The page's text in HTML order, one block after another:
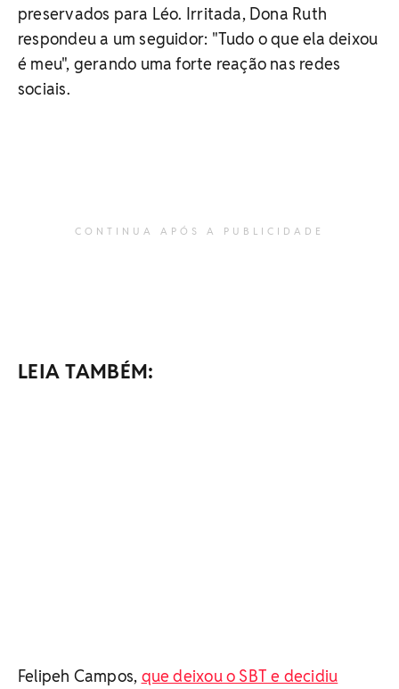
preservados para Léo. Irritada, Dona Ruth
respondeu a um seguidor: "Tudo o que ela deixou
é meu", gerando uma forte reação nas redes
sociais.
CONTINUA APÓS A PUBLICIDADE
LEIA TAMBÉM:
Felipeh Campos, que deixou o SBT e decidiu